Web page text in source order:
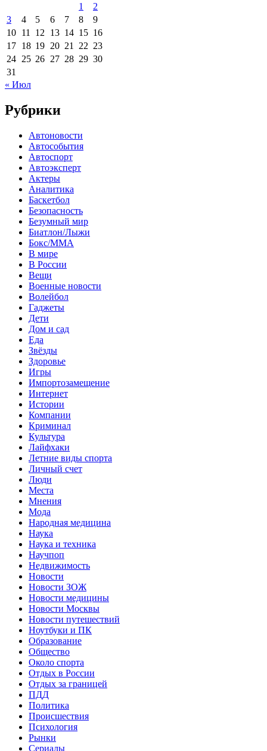
1
2
3
4 5 6 7 8
9
10 11 12 13 14 15 16
17 18 19 20 21 22 23
24 25 26 27 28 29 30
31
« Июл
Рубрики
Автоновости
Автособытия
Автоспорт
Автоэксперт
Актеры
Аналитика
Баскетбол
Безопасность
Безумный мир
Биатлон/Лыжи
Бокс/MMA
В мире
В России
Вещи
Военные новости
Волейбол
Гаджеты
Дети
Дом и сад
Еда
Звёзды
Здоровье
Игры
Импортозамещение
Интернет
Истории
Компании
Криминал
Культура
Лайфхаки
Летние виды спорта
Личный счет
Люди
Места
Мнения
Мода
Народная медицина
Наука
Наука и техника
Научпоп
Недвижимость
Новости
Новости ЗОЖ
Новости медицины
Новости Москвы
Новости путешествий
Ноутбуки и ПК
Образование
Общество
Около спорта
Отдых в России
Отдых за границей
ПДД
Политика
Происшествия
Психология
Рынки
Сериалы